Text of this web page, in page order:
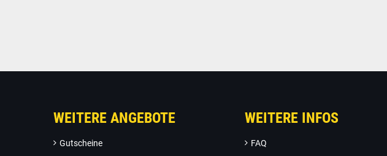
WEITERE ANGEBOTE
Gutscheine
WEITERE INFOS
FAQ